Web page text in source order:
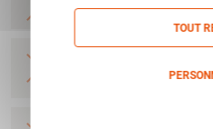
CHARGEUR PX4
BLACK EDITION-S694
TOUT